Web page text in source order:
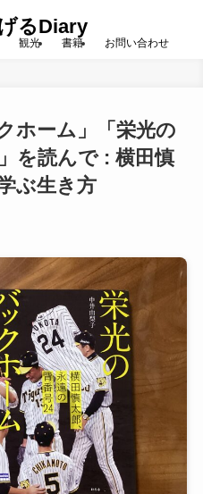
るDiary
観光 書籍 お問い合わせ
ホーム」「栄光の
を読んで : 横田慎
ぶ生き方